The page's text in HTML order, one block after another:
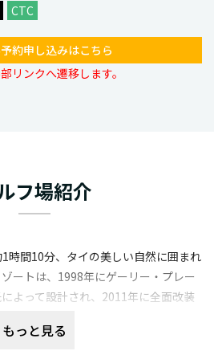
CTC
約申し込みはこちら
リンクへ遷移します。
フ場紹介
時間10分、タイの美しい自然に囲まれ
ートは、1998年にゲーリー・プレー
よって設計され、2011年に全面改装
受賞し、その美しさと質の高さで多く
もっと見る